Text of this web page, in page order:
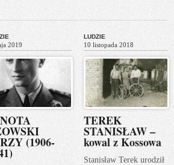
2019
(1906-
LUDZIE
10 listopada 2018
TEREK
STANISŁAW –
kowal z Kossowa
Stanisław Terek urodził